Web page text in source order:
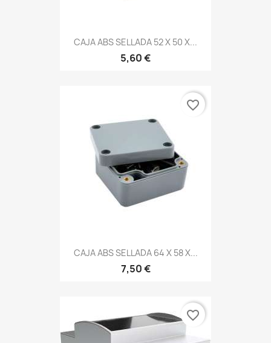
CAJA ABS SELLADA 52 X 50 X...
5,60 €
CAJA ABS SELLADA 64 X 58 X...
7,50 €
favorite_border
favorite_border